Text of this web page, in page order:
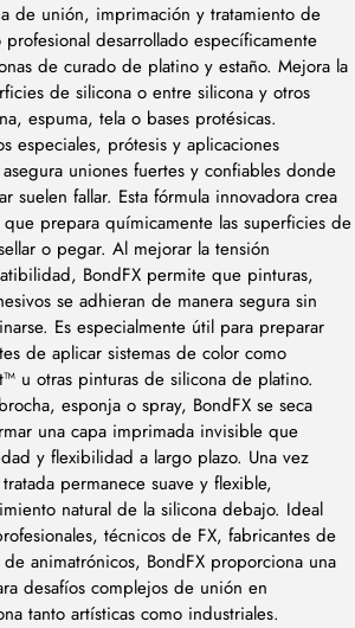
de unión, imprimación y tratamiento de
desarrollado específicamente
de curado de platino y estaño. Mejora la
de silicona o entre silicona y otros
espuma, tela o bases protésicas.
especiales, prótesis y aplicaciones
uniones fuertes y confiables donde
suelen fallar. Esta fórmula innovadora crea
prepara químicamente las superficies de
o pegar. Al mejorar la tensión
BondFX permite que pinturas,
se adhieran de manera segura sin
Es especialmente útil para preparar
de aplicar sistemas de color como
u otras pinturas de silicona de platino.
esponja o spray, BondFX se seca
una capa imprimada invisible que
y flexibilidad a largo plazo. Una vez
permanece suave y flexible,
natural de la silicona debajo. Ideal
técnicos de FX, fabricantes de
animatrónicos, BondFX proporciona una
desafíos complejos de unión en
tanto artísticas como industriales.